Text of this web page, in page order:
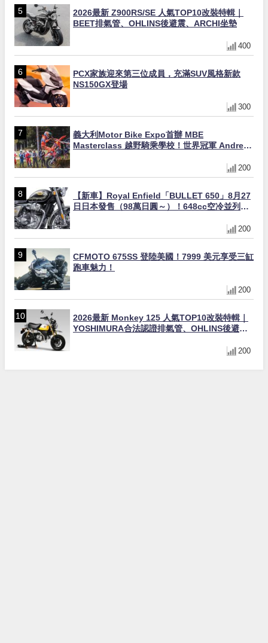
2026最新 Z900RS/SE 人氣TOP10改裝特輯｜
BEET排氣管、OHLINS後避震、ARCHI坐墊
400
PCX家族迎來第三位成員，充滿SUV風格新款
NS150GX登場
300
義大利Motor Bike Expo首辦 MBE
Masterclass 越野騎乘學校！世界冠軍 Andrea
200
【新車】Royal Enfield「BULLET 650」8月27
日日本發售（98萬日圓～）！648cc空冷並列雙
200
CFMOTO 675SS 登陸美國！7999 美元享受三缸
跑車魅力！
200
2026最新 Monkey 125 人氣TOP10改裝特輯｜
YOSHIMURA合法認證排氣管、OHLINS後避
200